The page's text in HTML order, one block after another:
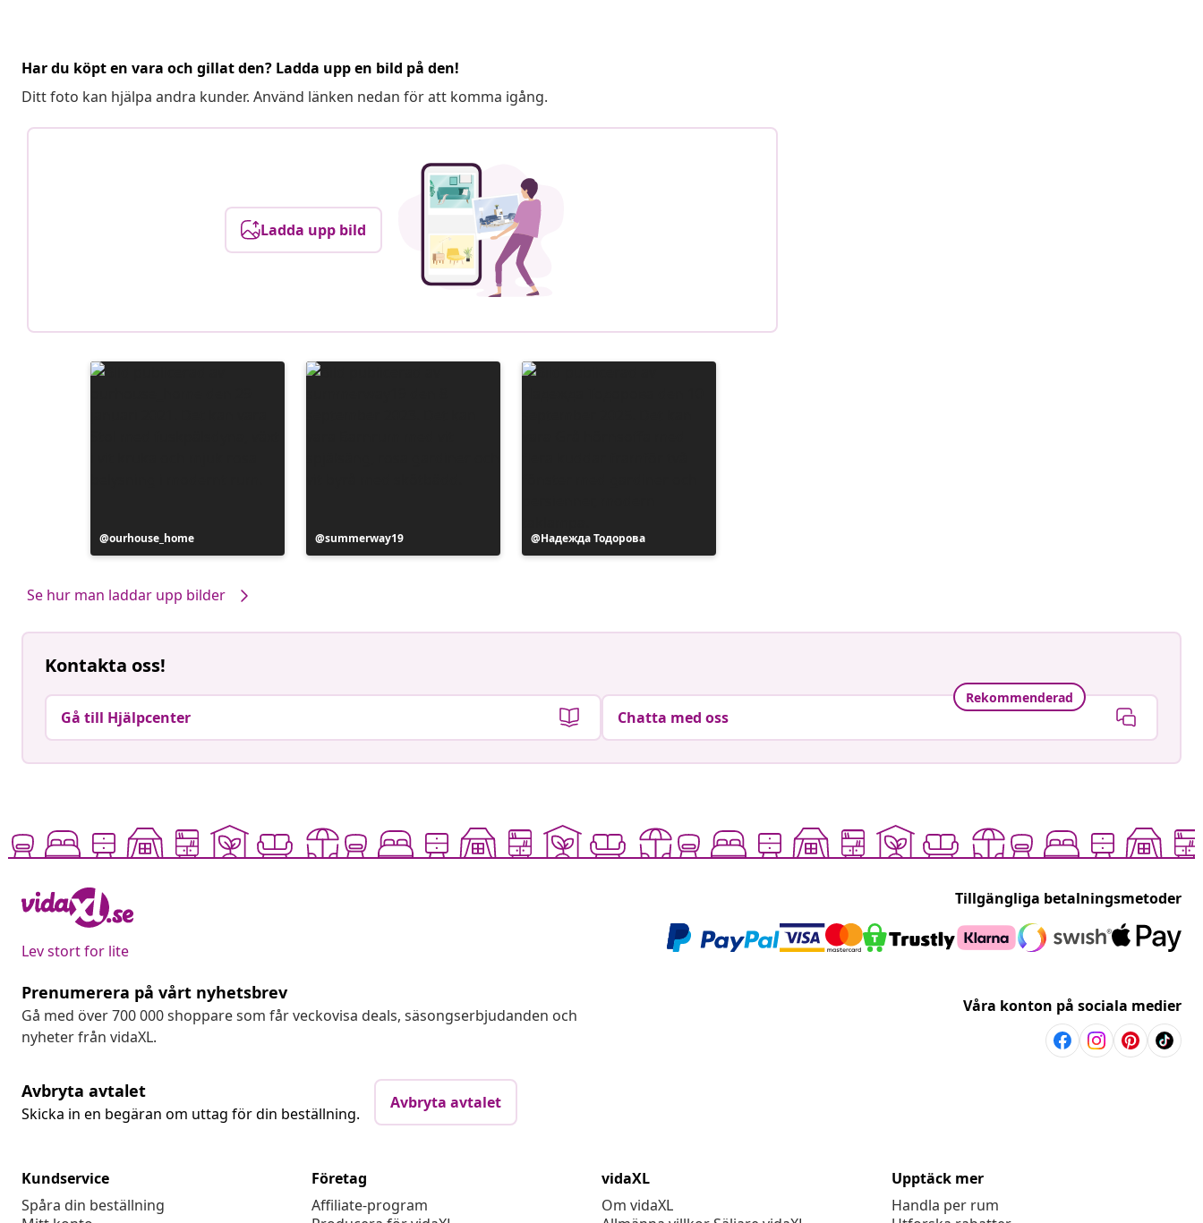
Har du köpt en vara och gillat den? Ladda upp en bild på den!
Ditt foto kan hjälpa andra kunder. Använd länken nedan för att komma igång.
Ladda upp bild
Inlägg
publicerat
ourhouse_home
Inlägg
publicerat
summerway19
Inlägg
publicerat
Надежда Тодорова
Se hur man laddar upp bilder
Kontakta oss!
Gå till Hjälpcenter
Rekommenderad
Chatta med oss
Lev stort for lite
Tillgängliga betalningsmetoder
Prenumerera på vårt nyhetsbrev
Gå med över 700 000 shoppare som får veckovisa deals, säsongserbjudanden och
nyheter från vidaXL.
Våra konton på sociala medier
Avbryta avtalet
Skicka in en begäran om uttag för din beställning.
Avbryta avtalet
Kundservice
Spåra din beställning
Företag
Affiliate-program
vidaXL
Om vidaXL
Upptäck mer
Handla per rum